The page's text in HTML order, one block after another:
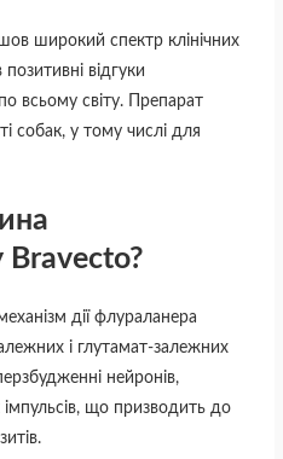
широкий спектр клінічних
відгуки
всьому світу. Препарат
собак, у тому числі для
Bravecto?
дії флураланера
і глутамат-залежних
нейронів,
що призводить до